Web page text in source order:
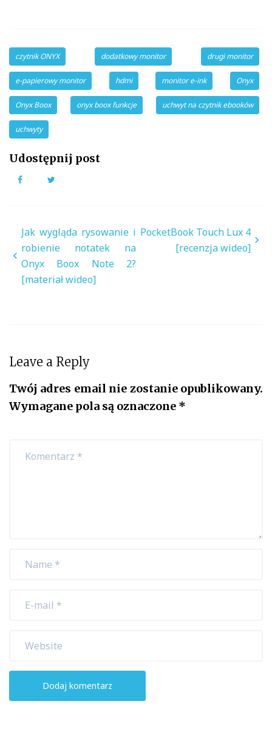
czytnik ONYX dodatkowy monitor drugi monitor
e-papierowy monitor hdmi monitor e-ink Onyx
Onyx Boox onyx boox funkcje uchwyt na czytnik ebooków
uchwyty
Udostępnij post
Facebook
Nawigacja
wpisu
Jak wygląda rysowanie i
robienie notatek na
Onyx Boox Note 2?
[materiał wideo]
PocketBook Touch Lux 4
[recenzja wideo]
Leave a Reply
Twój adres email nie zostanie opublikowany.
Wymagane pola są oznaczone *